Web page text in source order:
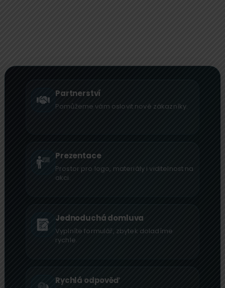
Partnerství
Pomůžeme vám oslovit nové zákazníky.
Prezentace
Prostor pro logo, materiály i viditelnost na
akci.
Jednoduchá domluva
Vyplníte formulář, zbytek doladíme
rychle.
Rychlá odpověď